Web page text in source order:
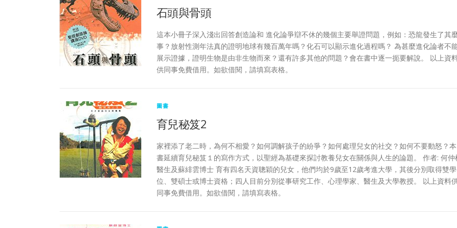
石頭與骨頭
這本小冊子深入淺出回答創造論和 進化論爭辯不休的幾個主要舉證問題，例如：恐龍發生了其
事？放射性測年法真的證明地球有幾百萬年嗎？化石可以顯示進化過程嗎？ 為甚麼進化論者不
展示證據，證明生物是由非生物而來？還有許多其他的問題？會在書中逐一扼要解說。 以上資
供同事免費借用。如欲借閱，請填寫表格。
圖書
育兒秘笈2
家裡添了老二時，為何不相愛？如何調解孩子的紛爭？如何處理兒女的社交？如何不要動怒？本
書延續育兒秘笈１的寫作方式，以聖經為基礎來探討教養兒女在關係與人生的論題。 作者: 何仲
醫生及蘇緋雲博士 育有四名天資聰穎的兒女，他們均於9歲至12歲考進大學，其後分別取得雙學
位、雙碩士或博士資格；四人目前分別從事研究工作、心理學家、醫生及大學教授。 以上資料
同事免費借用。如欲借閱，請填寫表格。